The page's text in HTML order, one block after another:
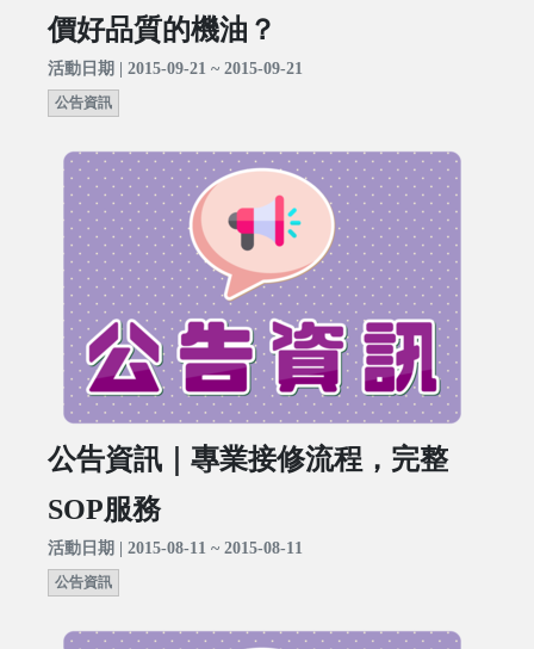
價好品質的機油？
活動日期 | 2015-09-21 ~ 2015-09-21
公告資訊
公告資訊｜專業接修流程，完整
SOP服務
活動日期 | 2015-08-11 ~ 2015-08-11
公告資訊